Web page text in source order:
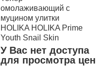
омолаживающий с
муцином улитки
HOLIKA HOLIKA Prime
Youth Snail Skin
У Вас нет доступа
для просмотра цен